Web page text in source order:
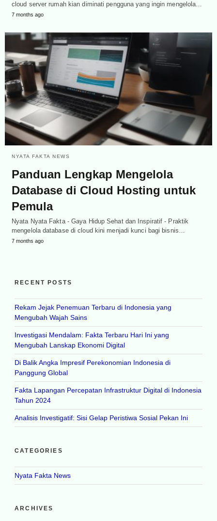
cloud server rumah kian diminati pengguna yang ingin mengelola…
7 months ago
NYATA FAKTA NEWS
Panduan Lengkap Mengelola
Database di Cloud Hosting untuk
Pemula
Nyata Nyata Fakta - Gaya Hidup Sehat dan Inspiratif - Praktik
mengelola database di cloud kini menjadi kunci bagi bisnis…
7 months ago
RECENT POSTS
Rekam Jejak Penemuan Terbaru di Indonesia yang
Mengubah Wajah Sains
Investigasi Mendalam: Fakta Terbaru Hari Ini yang
Mengubah Lanskap Ekonomi Digital
Di Balik Angka Impresif Perekonomian Indonesia di
Panggung Global
Fakta Lapangan Percepatan Infrastruktur Digital di Indonesia
Tahun 2024
Analisis Investigatif: Sisi Gelap Peristiwa Sosial Pekan Ini
CATEGORIES
Nyata Fakta News
ARCHIVES